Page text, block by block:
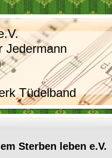
Jedermann
Tüdelband
Sterben leben e.V.